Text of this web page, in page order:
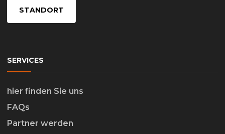
STANDORT
SERVICES
hier finden Sie uns
FAQs
Partner werden